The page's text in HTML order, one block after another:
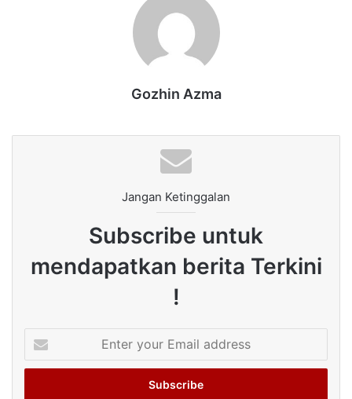
Gozhin Azma
Jangan Ketinggalan
Subscribe untuk
mendapatkan berita Terkini
!
your
Email